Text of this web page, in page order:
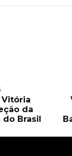
da
do Brasil